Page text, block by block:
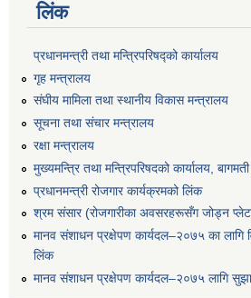
लिंक
प्रधानमन्त्री तथा मन्त्रिपरिषद्को कार्यालय
गृह मन्त्रालय
संघीय मामिला तथा स्थानीय विकास मन्त्रालय
सूचना तथा संचार मन्त्रालय
रक्षा मन्त्रालय
मुख्यमन्त्रि तथा मन्त्रिपरिषदको कार्यालय,
प्रधानमन्त्री रोजगार कार्यक्रमको लिंक
श्रम संसार (रोजगारीका अवसरहरूसँग जोड्न
मानव संशाधन प्रक्षेपण कार्यदल–२०७५ का
लिंक
मानव संशाधन प्रक्षेपण कार्यदल–२०७५ लागि